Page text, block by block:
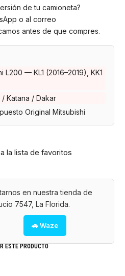
de tu camioneta?
o al correo
antes de que compres.
L200 — KL1 (2016–2019), KK1
/ Katana / Dakar
Original Mitsubishi
la lista de favoritos
en nuestra tienda de
7547, La Florida.
🚗 Waze
ESTE PRODUCTO